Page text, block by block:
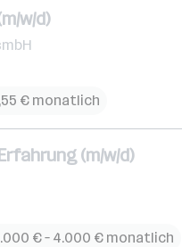
w/d)
€ monatlich
(m/w/d)
€ – 4.000 € monatlich